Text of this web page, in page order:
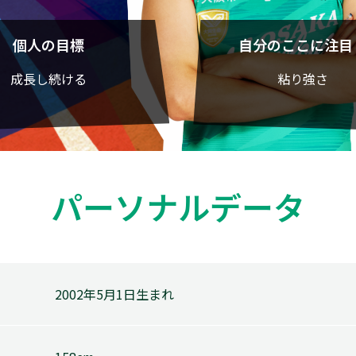
個人の目標
成長し続ける
自分のここに注
粘り強さ
パーソナルデータ
2002年5月1日生まれ